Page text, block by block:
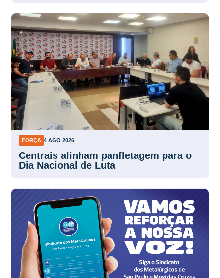
FORÇA 4 AGO 2026
Centrais alinham panfletagem para o
Dia Nacional de Luta